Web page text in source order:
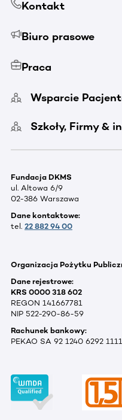
Kontakt
Biuro prasowe
Praca
Wsparcie
Szkoły, Firmy &
Fundacja DKMS
ul. Altowa 6/9
02-386 Warszawa
Dane kontaktowe:
tel. 22 882 94 00
Organizacja Pożytku
Dane rejestrowe:
KRS 0000 318 602
REGON 141667781
NIP 522-290-86-59
Rachunek bankowy:
PEKAO SA 92 1240 6292